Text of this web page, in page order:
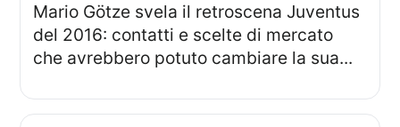
Mario Götze svela il retroscena Juventus
del 2016: contatti e scelte di mercato
che avrebbero potuto cambiare la sua...